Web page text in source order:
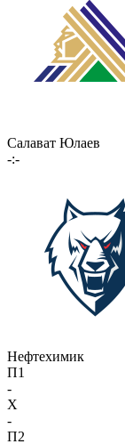
Салават Юлаев
-:-
Нефтехимик
П1
-
X
-
П2